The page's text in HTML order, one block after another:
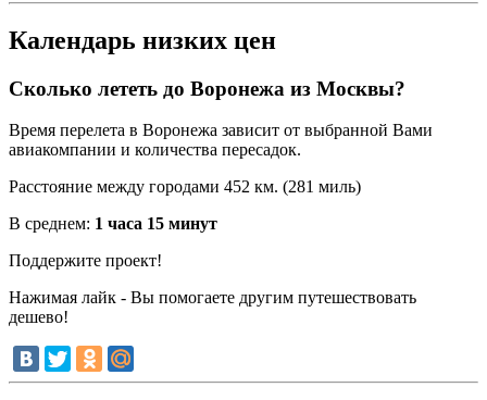
Календарь низких цен
Сколько лететь до Воронежа из Москвы?
Время перелета в Воронежа зависит от выбранной Вами
авиакомпании и количества пересадок.
Расстояние между городами 452 км. (281 миль)
В среднем: 1 часа 15 минут
Поддержите проект!
Нажимая лайк - Вы помогаете другим путешествовать
дешево!